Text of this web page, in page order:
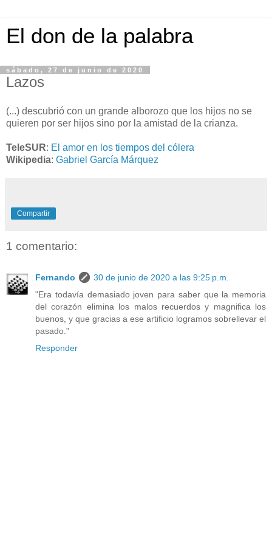
El don de la palabra
sábado, 27 de junio de 2020
Lazos
(...) descubrió con un grande alborozo que los hijos no se
quieren por ser hijos sino por la amistad de la crianza.
TeleSUR: El amor en los tiempos del cólera
Wikipedia: Gabriel García Márquez
Compartir
1 comentario:
Fernando
30 de junio de 2020 a las 9:25 p.m.
"Era todavía demasiado joven para saber que la memoria
del corazón elimina los malos recuerdos y magnifica los
buenos, y que gracias a ese artificio logramos sobrellevar el
pasado."
Responder